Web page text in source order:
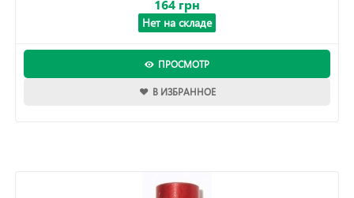
164 грн
Нет на складе
ПРОСМОТР
В ИЗБРАННОЕ